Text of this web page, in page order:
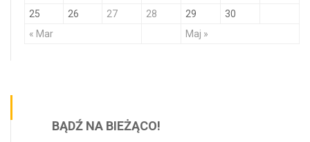
« Mar Maj »
25
26 27 28 29 30
BĄDŹ NA BIEŻĄCO!